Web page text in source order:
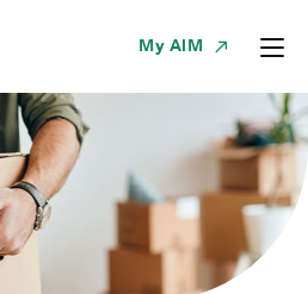
My AIM